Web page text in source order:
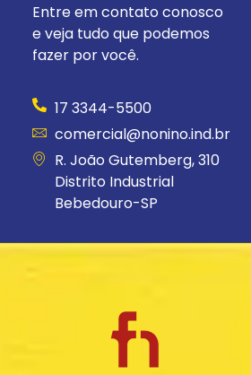
Entre em contato conosco
e veja tudo que podemos
fazer por você.
17 3344-5500
comercial@nonino.ind.br
R. João Gutemberg, 310
Distrito Industrial
Bebedouro-SP